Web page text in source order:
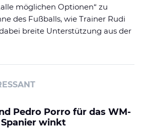
möglichen Optionen“ zu
des Fußballs, wie Trainer Rudi
breite Unterstützung aus der
Pedro Porro für das WM-
winkt